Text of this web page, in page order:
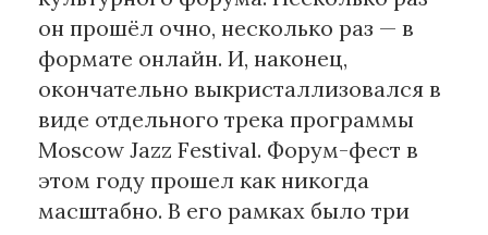
он прошёл очно, несколько раз — в
формате онлайн. И, наконец,
окончательно выкристаллизовался в
виде отдельного трека программы
Moscow Jazz Festival. Форум-фест в
этом году прошел как никогда
масштабно. В его рамках было три